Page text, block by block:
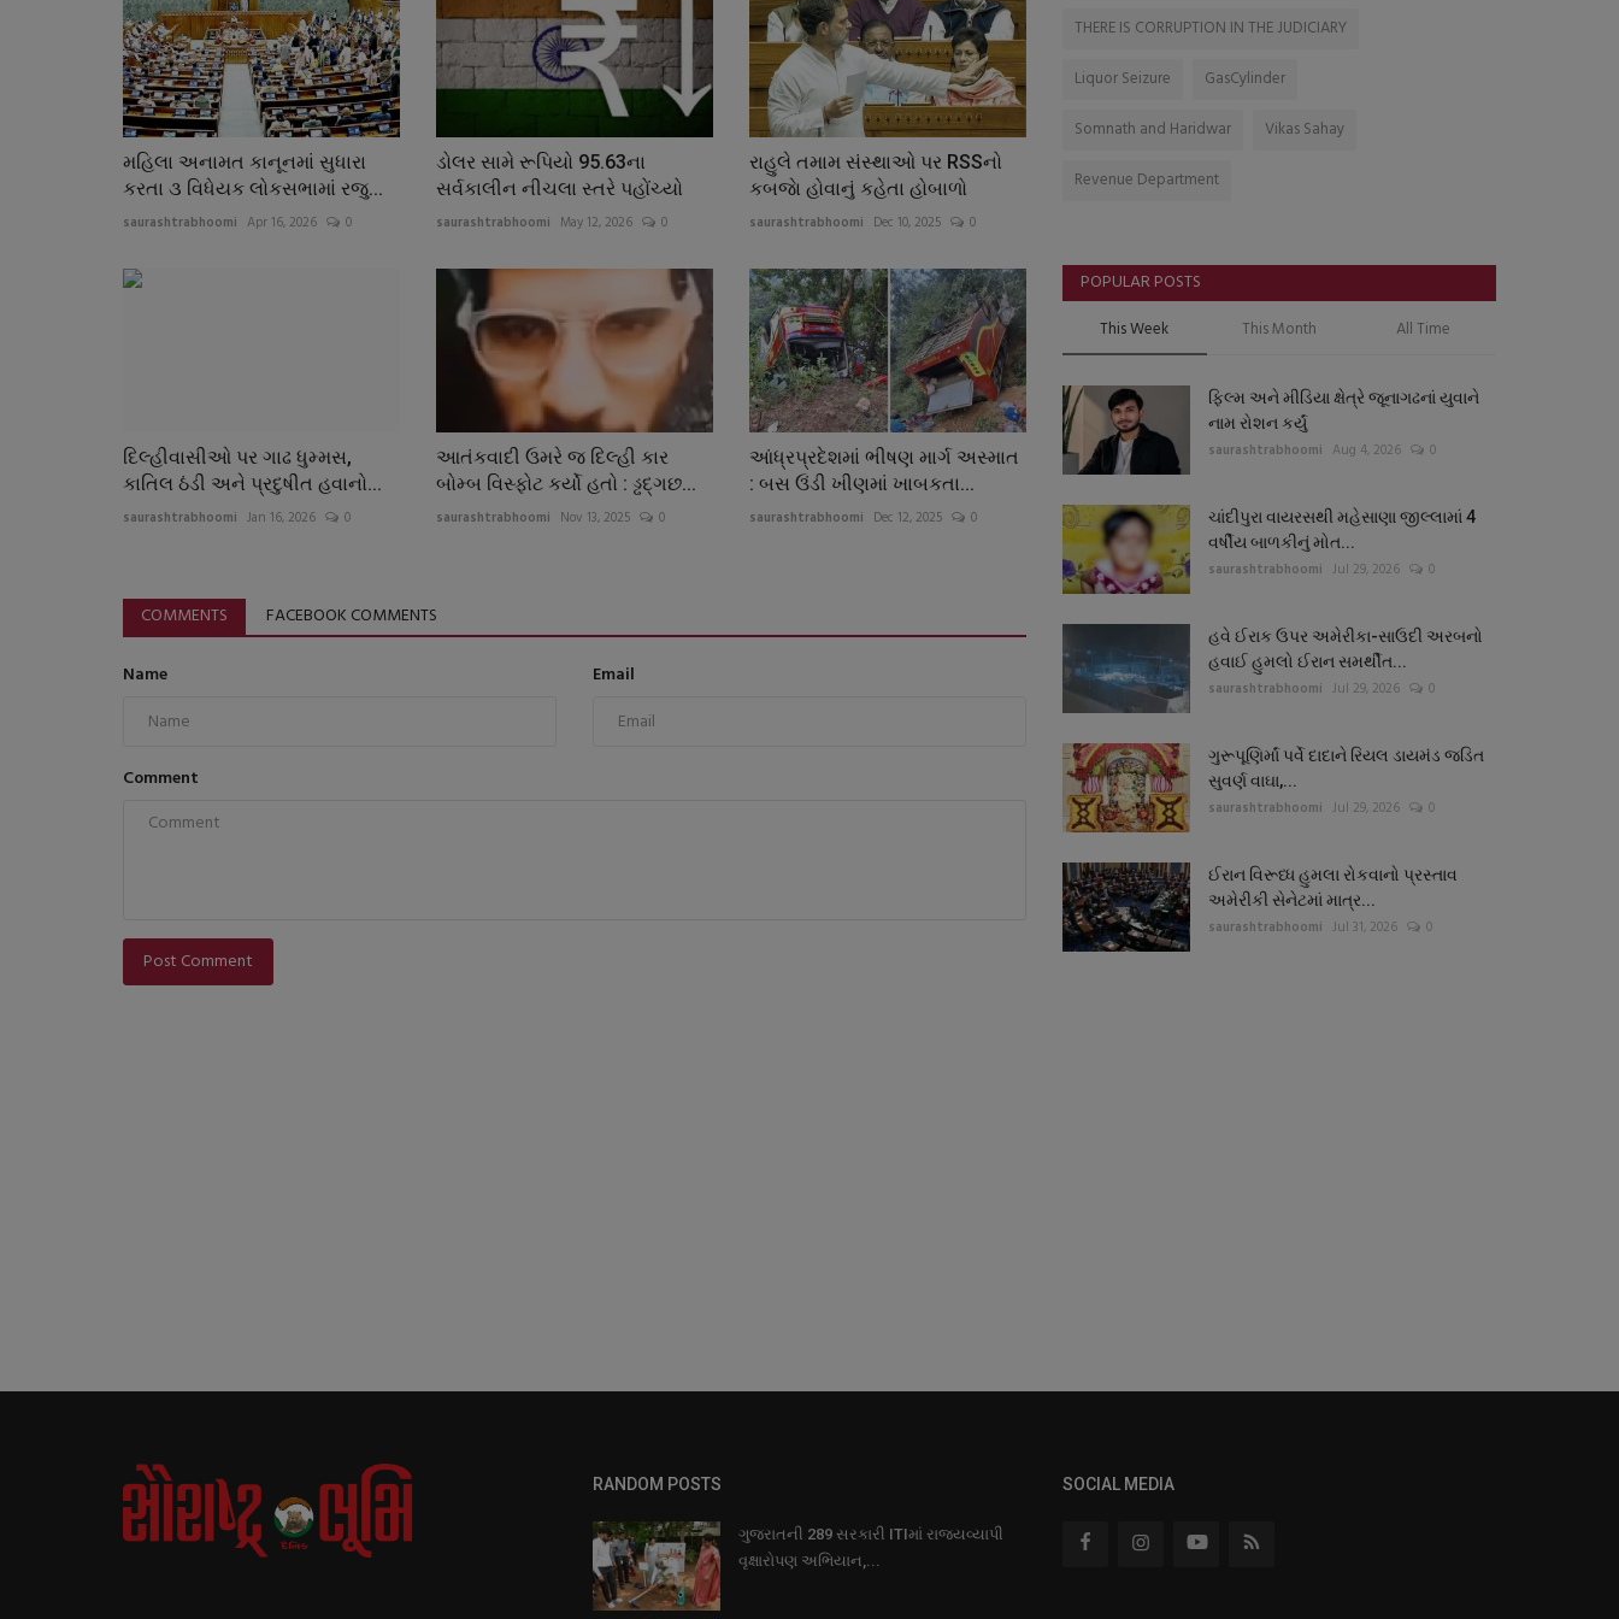
મહિલા અનામત કાનૂનમાં સુધારા
કરતા ૩ વિધેયક લોકસભામાં રજુ...
saurashtrabhoomi Apr 16, 2026 0
ડોલર સામે રૂપિયો 95.63ના
સર્વકાલીન નીચલા સ્તરે પહોંચ્યો
saurashtrabhoomi May 12, 2026 0
રાહુલે તમામ સંસ્થાઓ પર RSSનો
કબજાે હોવાનું કહેતા હોબાળો
saurashtrabhoomi Dec 10, 2025 0
દિલ્હીવાસીઓ પર ગાઢ ધુમ્મસ,
કાતિલ ઠંડી અને પ્રદુષીત હવાનો...
saurashtrabhoomi Jan 16, 2026 0
આતંકવાદી ઉમરે જ દિલ્હી કાર
બોમ્બ વિસ્ફોટ કર્યો હતો : ડ્ઢદ્ગછ...
saurashtrabhoomi Nov 13, 2025 0
આંધ્રપ્રદેશમાં ભીષણ માર્ગ અસ્માત
: બસ ઉંડી ખીણમાં ખાબકતા...
saurashtrabhoomi Dec 12, 2025 0
COMMENTS FACEBOOK COMMENTS
Name Email
Comment
Post Comment
THERE IS CORRUPTION IN THE JUDICIARY
Liquor Seizure
GasCylinder
Somnath and Haridwar
Vikas Sahay
Revenue Department
POPULAR POSTS
This Week This Month All Time
ફિલ્મ અને મીડિયા ક્ષેત્રે જૂનાગઢનાં યુવાને
નામ રોશન કર્યું
saurashtrabhoomi Aug 4, 2026 0
ચાંદીપુરા વાયરસથી મહેસાણા જીલ્લામાં 4
વર્ષીય બાળકીનું મોત...
saurashtrabhoomi Jul 29, 2026 0
હવે ઈરાક ઉપર અમેરીકા-સાઉદી અરબનો
હવાઈ હુમલો ઈરાન સમર્થીત...
saurashtrabhoomi Jul 29, 2026 0
ગુરૂપૂણિર્માં પર્વે દાદાને રિયલ ડાયમંડ જડિત
સુવર્ણ વાઘા,...
saurashtrabhoomi Jul 29, 2026 0
ઈરાન વિરૂધ્ધ હુમલા રોકવાનો પ્રસ્તાવ
અમેરીકી સેનેટમાં માત્ર...
saurashtrabhoomi Jul 31, 2026 0
RANDOM POSTS
ગુજરાતની 289 સરકારી ITIમાં રાજ્યવ્યાપી
વૃક્ષારોપણ અભિયાન,...
SOCIAL MEDIA